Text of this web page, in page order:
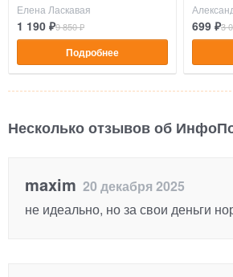
Елена Ласкавая
1 190 ₽9 850 ₽
Подробнее
699 ₽3
Несколько отзывов об
maxim 20 декабря 2025
не идеально, но за свои деньги